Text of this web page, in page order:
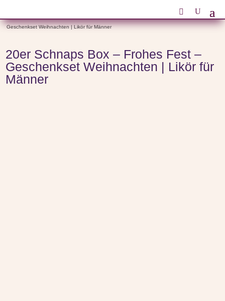
/ 20er Schnaps Box – Frohes Fest –
Geschenkset Weihnachten | Likör für Männer
20er Schnaps Box – Frohes Fest –
Geschenkset Weihnachten | Likör für
Männer